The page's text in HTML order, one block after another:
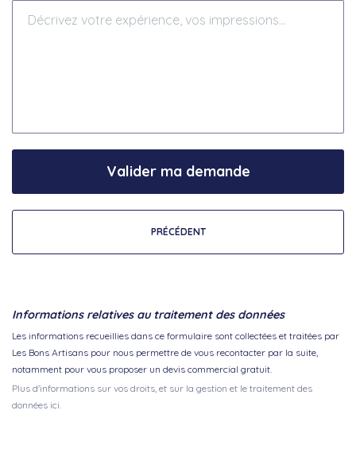
PRÉCÉDENT
Valider ma demande
Informations relatives au traitement des données
Les informations recueillies dans ce formulaire sont collectées et traitées par
Les Bons Artisans pour nous permettre de vous recontacter par la suite,
notamment pour vous proposer un devis commercial gratuit.
Plus d'informations sur vos droits, et sur la gestion et le traitement des
données ici.